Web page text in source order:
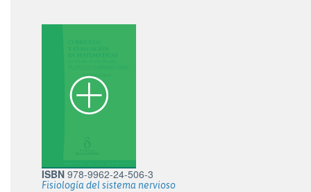
ISBN 978-9962-24-506-3
Fisiología del sistema nervioso